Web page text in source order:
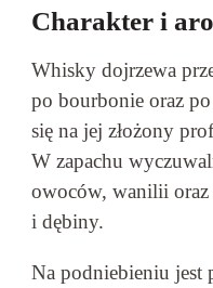
Charakter i
Whisky dojrzewa
po bourbonie oraz
się na jej złożony
W zapachu
owoców, wanilii
i dębiny.
Na podniebieniu jest